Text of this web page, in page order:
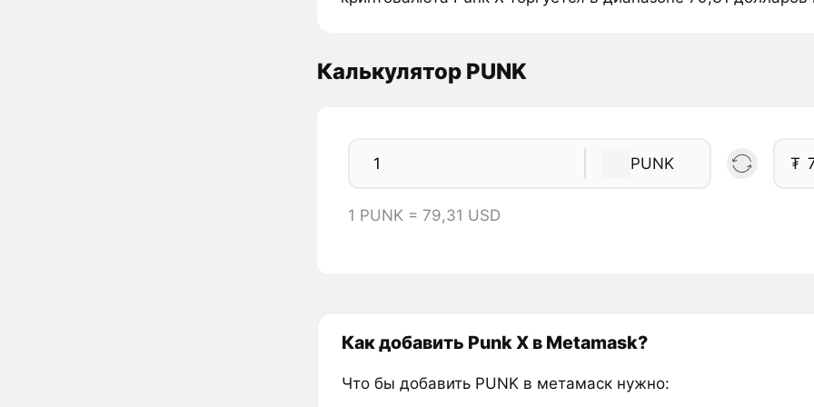
Калькулятор PUNK
PUNK ₮
1 PUNK = 79,31 USD
Как добавить Punk X в Metamask?
Что бы добавить PUNK в метамаск нужно: